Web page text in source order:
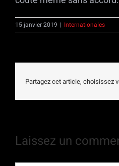
15 janvier 2019 | Internationales
Partagez cet article, choisissez
Laissez un